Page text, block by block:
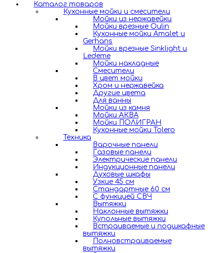
Каталог товаров
Кухонные мойки и смесители
Мойки из нержавейки
Мойки врезные Oulin
Кухонные мойки Amalet и
Gerhans
Мойки врезные Sinklight и
Ledeme
Мойки накладные
Смесители
В цвет мойки
Хром и нержавейка
Другие цвета
Для ванны
Мойки из камня
Мойки АКВА
Мойки ПОЛИГРАН
Кухонные мойки Tolero
Техника
Варочные панели
Газовые панели
Электрические панели
Индукционные панели
Духовые шкафы
Узкие 45 см
Стандартные 60 см
С функцией СВЧ
Вытяжки
Наклонные вытяжки
Купольные вытяжки
Встраиваемые и подшкафные
вытяжки
Полновстраиваемые
вытяжки